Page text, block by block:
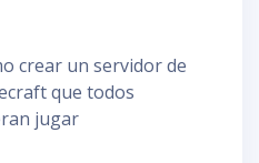
crear un servidor de
que todos
jugar